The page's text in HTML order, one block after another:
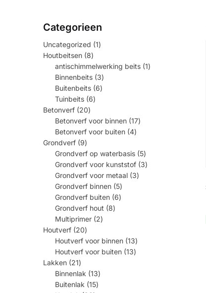
Uncategorized 11
product
Houtbeitsen 88
producten
antischimmelwerking beits 11
product
Binnenbeits 33
producten
Buitenbeits 66
producten
Tuinbeits 66
producten
Betonverf 2020
producten
Betonverf voor binnen 1717
producten
Betonverf voor buiten 44
producten
Grondverf 99
producten
Grondverf op waterbasis 55
producten
Grondverf voor kunststof 33
producten
Grondverf voor metaal 33
producten
Grondverf binnen 55
producten
Grondverf buiten 66
producten
Grondverf hout
88
producten
Multiprimer 22
producten
Houtverf 2020
producten
Houtverf voor binnen 1313
producten
Houtverf voor buiten 1313
producten
Lakken 2121
producten
Binnenlak
1313
producten
Buitenlak
1515
producten